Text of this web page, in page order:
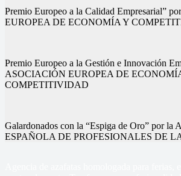
Premio Europeo a la Calidad Empresarial”
EUROPEA DE ECONOMÍA Y
Premio Europeo a la Gestión e Innovación
ASOCIACIÓN EUROPEA DE
COMPETITIVIDAD
Galardonados con la “Espiga de Oro” por la
ESPAÑOLA DE PROFESIONALES DE